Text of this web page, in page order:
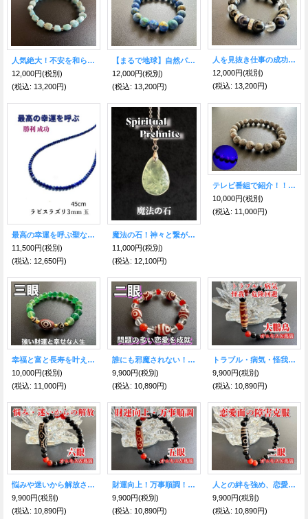
人気絶大！不安を和らげる究極のヒーリングストーン☆ラリマーブレス classy
12,000円(税別)
(税込: 13,200円)
【まるで地球】自然パワーを秘めた石★なりたい自分になれる！アズマラカイト ブレスレット 10mm
12,000円(税別)
(税込: 13,200円)
人を見抜き仕事の成功を得る！ファルコンアイ12mm＆水晶
12,000円(税別)
(税込: 13,200円)
最高の幸運を呼ぶ聖なる石！ラピスラズリ・ネックレス~Silver925~3mm50cm
11,500円(税別)
(税込: 12,650円)
魔法の石！神々と繋がりメッセージを授かる力を得る！ビジネスが回り始める スピリチュアルプレナイトinルチルクォーツ ネックレス
11,000円(税別)
(税込: 12,100円)
テレビ番組で紹介！！闇夜で光る！霊や悪意を強力にブロック！ユーパーライト 8mm
10,000円(税別)
(税込: 11,000円)
幸福と富と長寿を叶える！三眼天珠&グリーン瑪瑙 ブレスレット
10,000円(税別)
(税込: 11,000円)
誰にも邪魔されない！上手く行かない恋を叶えてくれる！二眼天珠＆水晶＆赤メノウブレスレット
9,900円(税別)
(税込: 10,890円)
トラブル・病気・怪我・危険回避！大鵬鳥天珠ブレスレット オニキス＆瑪瑙
9,900円(税別)
(税込: 10,890円)
悩みや迷いから解放され、精神を安定させる！六眼天珠ブレスレット オニキス＆瑪瑙
9,900円(税別)
(税込: 10,890円)
財運向上！万事順調！五眼天珠ブレスレット オニキス＆瑪瑙
9,900円(税別)
(税込: 10,890円)
人との絆を強め、恋愛面の障害を克服する！二眼天珠ブレスレット オニキス＆瑪瑙
9,900円(税別)
(税込: 10,890円)